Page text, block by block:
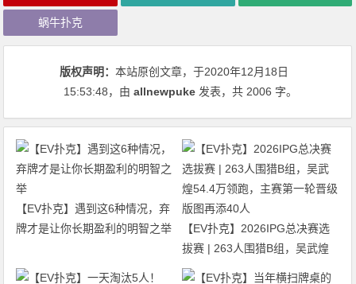
蜗牛扑克
版权声明：本站原创文章，于2020年12月18日
15:53:48，由allnewpuke 发表，共 2006 字。
【EV扑克】遇到这6种情况，弃
牌才是让你长期盈利的明智之举
【EV扑克】2026IPG总决赛选
拔赛 | 263人围猎B组，吴武煌
54.4万领跑，主赛第一轮晋级版